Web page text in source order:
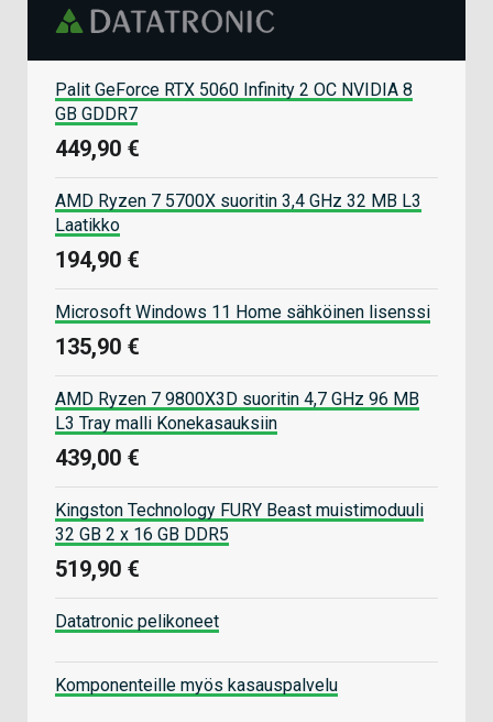
Palit GeForce RTX 5060 Infinity 2 OC NVIDIA 8
GB GDDR7
449,90 €
AMD Ryzen 7 5700X suoritin 3,4 GHz 32 MB L3
Laatikko
194,90 €
Microsoft Windows 11 Home sähköinen lisenssi
135,90 €
AMD Ryzen 7 9800X3D suoritin 4,7 GHz 96 MB
L3 Tray malli Konekasauksiin
439,00 €
Kingston Technology FURY Beast muistimoduuli
32 GB 2 x 16 GB DDR5
519,90 €
Datatronic pelikoneet
Komponenteille myös kasauspalvelu